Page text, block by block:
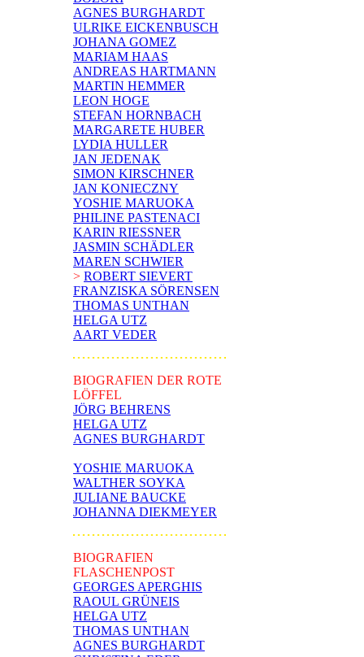
AGNES BURGHARDT
ULRIKE EICKENBUSCH
JOHANA GOMEZ
MARIAM HAAS
ANDREAS HARTMANN
MARTIN HEMMER
LEON HOGE
STEFAN HORNBACH
MARGARETE HUBER
LYDIA HULLER
JAN JEDENAK
SIMON KIRSCHNER
JAN KONIECZNY
YOSHIE MARUOKA
PHILINE PASTENACI
KARIN RIESSNER
JASMIN SCHÄDLER
MAREN SCHWIER
> ROBERT SIEVERT
FRANZISKA SÖRENSEN
THOMAS UNTHAN
HELGA UTZ
AART VEDER
BIOGRAFIEN DER ROTE
LÖFFEL
JÖRG BEHRENS
HELGA UTZ
AGNES BURGHARDT
YOSHIE MARUOKA
WALTHER SOYKA
JULIANE BAUCKE
JOHANNA DIEKMEYER
BIOGRAFIEN
FLASCHENPOST
GEORGES APERGHIS
RAOUL GRÜNEIS
HELGA UTZ
THOMAS UNTHAN
AGNES BURGHARDT